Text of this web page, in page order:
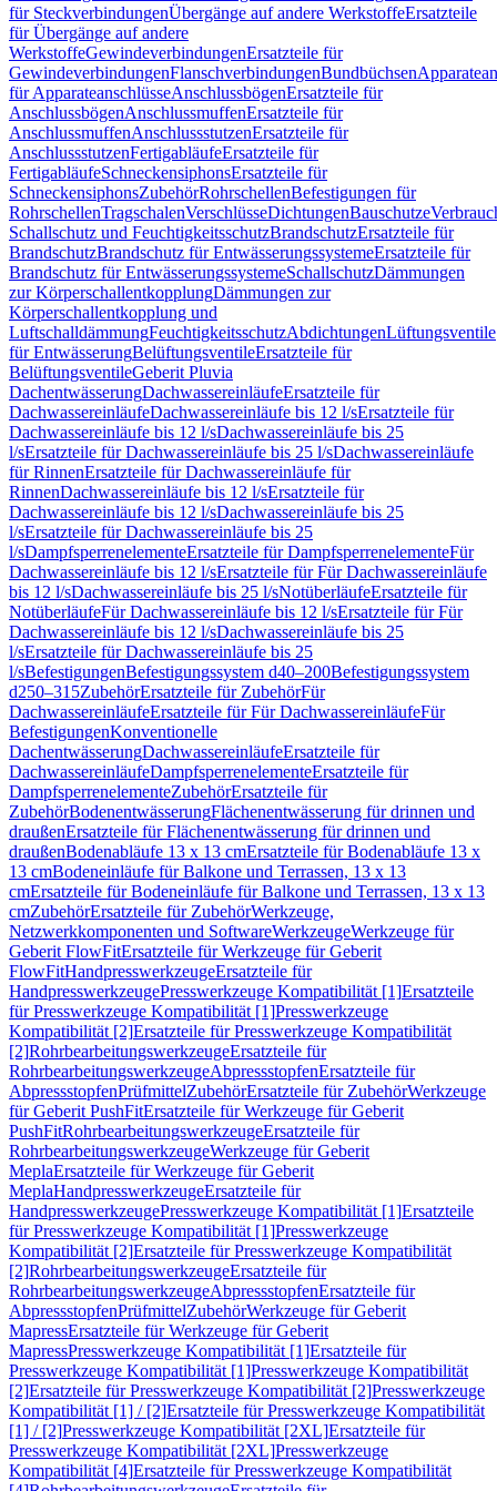
für SteckverbindungenÜbergänge auf andere WerkstoffeErsatzteile
für Übergänge auf andere
WerkstoffeGewindeverbindungenErsatzteile für
GewindeverbindungenFlanschverbindungenBundbüchsen
für ApparateanschlüsseAnschlussbögenErsatzteile für
AnschlussbögenAnschlussmuffenErsatzteile für
AnschlussmuffenAnschlussstutzenErsatzteile für
AnschlussstutzenFertigabläufeErsatzteile für
FertigabläufeSchneckensiphonsErsatzteile für
SchneckensiphonsZubehörRohrschellenBefestigungen für
RohrschellenTragschalenVerschlüsseDichtungenBauschutze
Schallschutz und FeuchtigkeitsschutzBrandschutzErsatzteile für
BrandschutzBrandschutz für EntwässerungssystemeErsatzteile für
Brandschutz für EntwässerungssystemeSchallschutzDämmungen
zur KörperschallentkopplungDämmungen zur
Körperschallentkopplung und
LuftschalldämmungFeuchtigkeitsschutzAbdichtungenLüftungsventile
für EntwässerungBelüftungsventileErsatzteile für
BelüftungsventileGeberit Pluvia
DachentwässerungDachwassereinläufeErsatzteile für
DachwassereinläufeDachwassereinläufe bis 12 l/sErsatzteile für
Dachwassereinläufe bis 12 l/sDachwassereinläufe bis 25
l/sErsatzteile für Dachwassereinläufe bis 25 l/sDachwassereinläufe
für RinnenErsatzteile für Dachwassereinläufe für
RinnenDachwassereinläufe bis 12 l/sErsatzteile für
Dachwassereinläufe bis 12 l/sDachwassereinläufe bis 25
l/sErsatzteile für Dachwassereinläufe bis 25
l/sDampfsperrenelementeErsatzteile für DampfsperrenelementeFür
Dachwassereinläufe bis 12 l/sErsatzteile für Für Dachwassereinläufe
bis 12 l/sDachwassereinläufe bis 25 l/sNotüberläufeErsatzteile für
NotüberläufeFür Dachwassereinläufe bis 12 l/sErsatzteile für Für
Dachwassereinläufe bis 12 l/sDachwassereinläufe bis 25
l/sErsatzteile für Dachwassereinläufe bis 25
l/sBefestigungenBefestigungssystem d40–200Befestigungssystem
d250–315ZubehörErsatzteile für ZubehörFür
DachwassereinläufeErsatzteile für Für DachwassereinläufeFür
BefestigungenKonventionelle
DachentwässerungDachwassereinläufeErsatzteile für
DachwassereinläufeDampfsperrenelementeErsatzteile für
DampfsperrenelementeZubehörErsatzteile für
ZubehörBodenentwässerungFlächenentwässerung für drinnen und
draußenErsatzteile für Flächenentwässerung für drinnen und
draußenBodenabläufe 13 x 13 cmErsatzteile für Bodenabläufe 13 x
13 cmBodeneinläufe für Balkone und Terrassen, 13 x 13
cmErsatzteile für Bodeneinläufe für Balkone und Terrassen, 13 x 13
cmZubehörErsatzteile für ZubehörWerkzeuge,
Netzwerkkomponenten und SoftwareWerkzeugeWerkzeuge für
Geberit FlowFitErsatzteile für Werkzeuge für Geberit
FlowFitHandpresswerkzeugeErsatzteile für
HandpresswerkzeugePresswerkzeuge Kompatibilität [1]Ersatzteile
für Presswerkzeuge Kompatibilität [1]Presswerkzeuge
Kompatibilität [2]Ersatzteile für Presswerkzeuge Kompatibilität
[2]RohrbearbeitungswerkzeugeErsatzteile für
RohrbearbeitungswerkzeugeAbpressstopfenErsatzteile für
AbpressstopfenPrüfmittelZubehörErsatzteile für ZubehörWerkzeuge
für Geberit PushFitErsatzteile für Werkzeuge für Geberit
PushFitRohrbearbeitungswerkzeugeErsatzteile für
RohrbearbeitungswerkzeugeWerkzeuge für Geberit
MeplaErsatzteile für Werkzeuge für Geberit
MeplaHandpresswerkzeugeErsatzteile für
HandpresswerkzeugePresswerkzeuge Kompatibilität [1]Ersatzteile
für Presswerkzeuge Kompatibilität [1]Presswerkzeuge
Kompatibilität [2]Ersatzteile für Presswerkzeuge Kompatibilität
[2]RohrbearbeitungswerkzeugeErsatzteile für
RohrbearbeitungswerkzeugeAbpressstopfenErsatzteile für
AbpressstopfenPrüfmittelZubehörWerkzeuge für Geberit
MapressErsatzteile für Werkzeuge für Geberit
MapressPresswerkzeuge Kompatibilität [1]Ersatzteile für
Presswerkzeuge Kompatibilität [1]Presswerkzeuge Kompatibilität
[2]Ersatzteile für Presswerkzeuge Kompatibilität [2]Presswerkzeuge
Kompatibilität [1] / [2]Ersatzteile für Presswerkzeuge Kompatibilität
[1] / [2]Presswerkzeuge Kompatibilität [2XL]Ersatzteile für
Presswerkzeuge Kompatibilität [2XL]Presswerkzeuge
Kompatibilität [4]Ersatzteile für Presswerkzeuge Kompatibilität